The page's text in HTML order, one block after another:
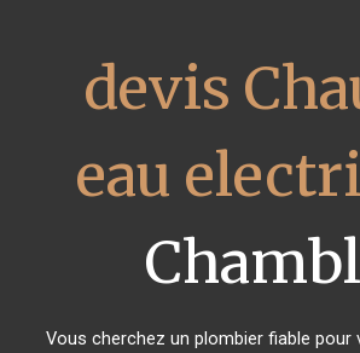
devis
eau
Vous cherchez un plombier fiable pour